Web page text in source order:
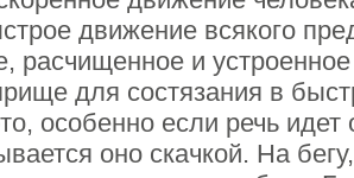
движение всякого
расчищенное и
для состязания в
особенно если речь
оно скачкой. На